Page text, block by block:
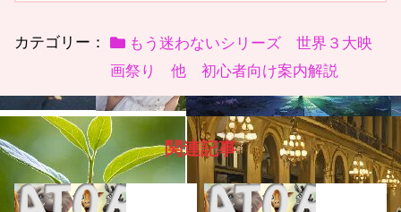
カテゴリー：
もう迷わないシリーズ 世界３大映
画祭り 他 初心者向け案内解説
関連記事